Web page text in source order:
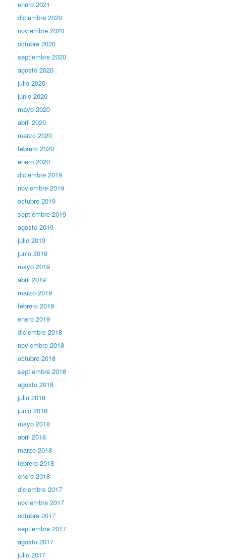
enero 2021
diciembre 2020
noviembre 2020
octubre 2020
septiembre 2020
agosto 2020
julio 2020
junio 2020
mayo 2020
abril 2020
marzo 2020
febrero 2020
enero 2020
diciembre 2019
noviembre 2019
octubre 2019
septiembre 2019
agosto 2019
julio 2019
junio 2019
mayo 2019
abril 2019
marzo 2019
febrero 2019
enero 2019
diciembre 2018
noviembre 2018
octubre 2018
septiembre 2018
agosto 2018
julio 2018
junio 2018
mayo 2018
abril 2018
marzo 2018
febrero 2018
enero 2018
diciembre 2017
noviembre 2017
octubre 2017
septiembre 2017
agosto 2017
julio 2017